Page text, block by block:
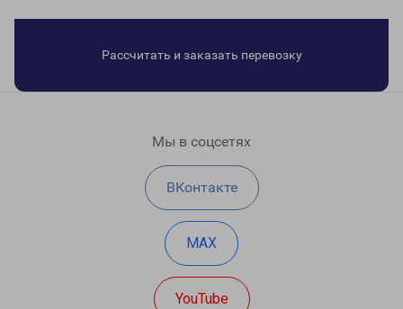
Рассчитать и заказать перевозку
Мы в соцсетях
ВКонтакте
MAX
YouTube